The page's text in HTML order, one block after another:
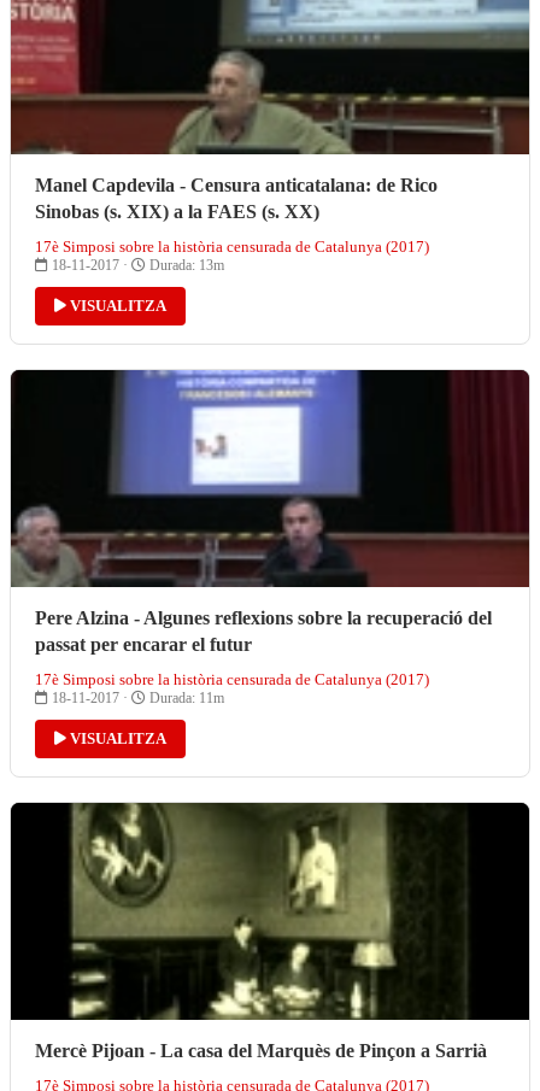
Manel Capdevila - Censura anticatalana: de Rico
Sinobas (s. XIX) a la FAES (s. XX)
17è Simposi sobre la història censurada de Catalunya (2017)
18-11-2017 · Durada: 13m
VISUALITZA
Pere Alzina - Algunes reflexions sobre la recuperació del
passat per encarar el futur
17è Simposi sobre la història censurada de Catalunya (2017)
18-11-2017 · Durada: 11m
VISUALITZA
Mercè Pijoan - La casa del Marquès de Pinçon a Sarrià
17è Simposi sobre la història censurada de Catalunya (2017)